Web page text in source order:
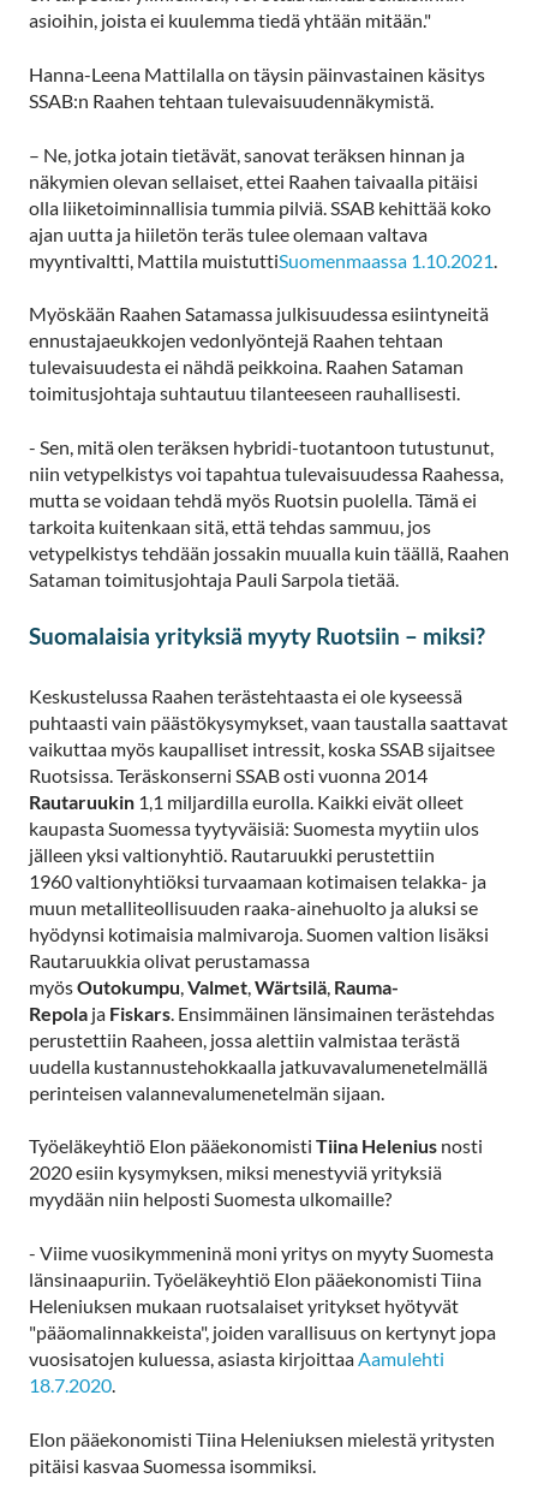
asioihin, joista ei kuulemma tiedä yhtään mitään."
Hanna-Leena Mattilalla on täysin päinvastainen käsitys
SSAB:n Raahen tehtaan tulevaisuudennäkymistä.
– Ne, jotka jotain tietävät, sanovat teräksen hinnan ja
näkymien olevan sellaiset, ettei Raahen taivaalla pitäisi
olla liiketoiminnallisia tummia pilviä. SSAB kehittää koko
ajan uutta ja hiiletön teräs tulee olemaan valtava
myyntivaltti, Mattila muistuttiSuomenmaassa 1.10.2021
Myöskään Raahen Satamassa julkisuudessa esiintyneitä
ennustajaeukkojen vedonlyöntejä Raahen tehtaan
tulevaisuudesta ei nähdä peikkoina. Raahen Sataman
toimitusjohtaja suhtautuu tilanteeseen rauhallisesti.
- Sen, mitä olen teräksen hybridi-tuotantoon tutustunut,
niin vetypelkistys voi tapahtua tulevaisuudessa Raahessa,
mutta se voidaan tehdä myös Ruotsin puolella. Tämä ei
tarkoita kuitenkaan sitä, että tehdas sammuu, jos
vetypelkistys tehdään jossakin muualla kuin täällä, Raahen
Sataman toimitusjohtaja Pauli Sarpola tietää.
Suomalaisia yrityksiä myyty Ruotsiin – miksi?
Keskustelussa Raahen terästehtaasta ei ole kyseessä
puhtaasti vain päästökysymykset, vaan taustalla saattavat
vaikuttaa myös kaupalliset intressit, koska SSAB sijaitsee
Ruotsissa. Teräskonserni SSAB osti vuonna 2014
Rautaruukin 1,1 miljardilla eurolla. Kaikki eivät olleet
kaupasta Suomessa tyytyväisiä: Suomesta myytiin ulos
jälleen yksi valtionyhtiö. Rautaruukki perustettiin
1960 valtionyhtiöksi turvaamaan kotimaisen telakka- ja
muun metalliteollisuuden raaka-ainehuolto ja aluksi se
hyödynsi kotimaisia malmivaroja. Suomen valtion lisäksi
Rautaruukkia olivat perustamassa
myösOutokumpu Valmet Wärtsilä Rauma-
Repola ja Fiskars . Ensimmäinen länsimainen terästehdas
perustettiin Raaheen, jossa alettiin valmistaa terästä
uudella kustannustehokkaalla jatkuvavalumenetelmällä
perinteisen valannevalumenetelmän sijaan.
Työeläkeyhtiö Elon pääekonomisti Tiina Helenius nosti
2020 esiin kysymyksen, miksi menestyviä yrityksiä
myydään niin helposti Suomesta ulkomaille?
- Viime vuosikymmeninä moni yritys on myyty Suomesta
länsinaapuriin. Työeläkeyhtiö Elon pääekonomisti Tiina
Heleniuksen mukaan ruotsalaiset yritykset hyötyvät
"pääomalinnakkeista", joiden varallisuus on kertynyt jopa
vuosisatojen kuluessa, asiasta kirjoittaaAamulehti
18.7.2020.
Elon pääekonomisti Tiina Heleniuksen mielestä yritysten
pitäisi kasvaa Suomessa isommiksi.